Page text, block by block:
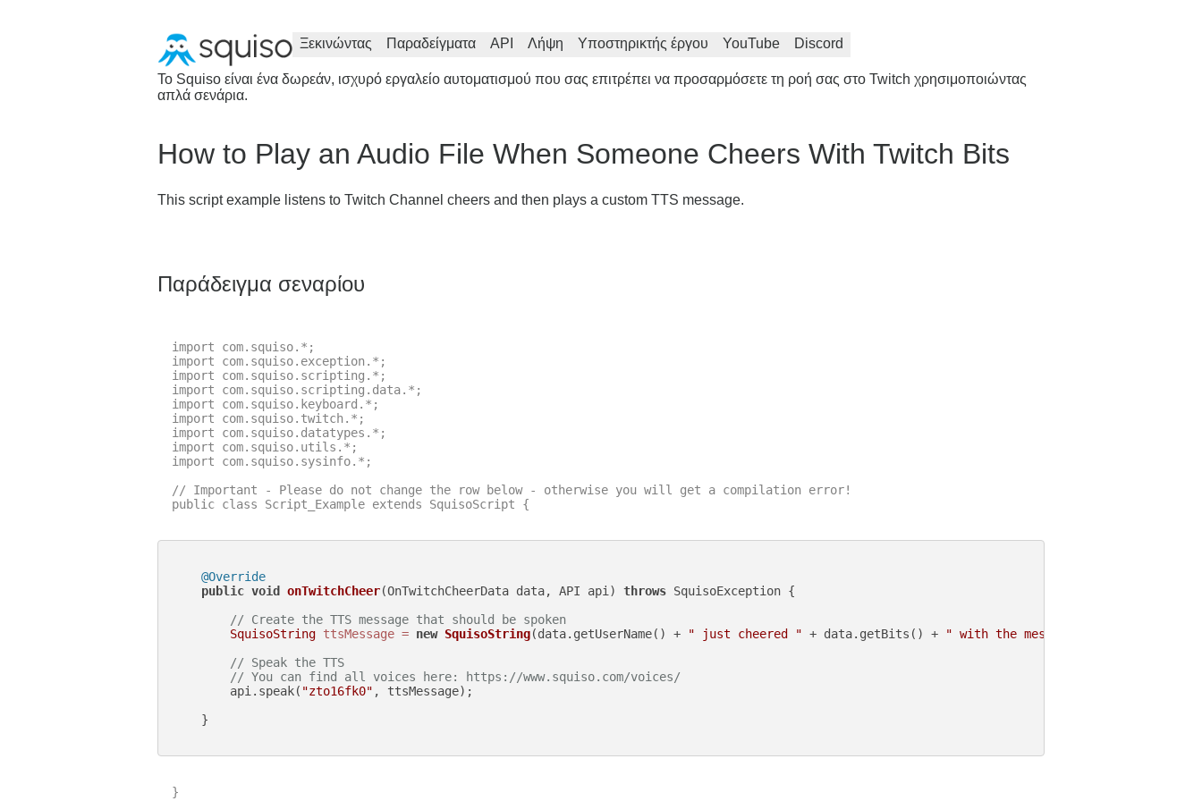
Ξεκινώντας Παραδείγματα API Λήψη Υποστηρικτής έργου YouTube Discord
Το Squiso είναι ένα δωρεάν, ισχυρό εργαλείο αυτοματισμού που σας επιτρέπει να προσαρμόσετε τη ροή σας στο Twitch χρησιμοποιώντας
απλά σενάρια.
How to Play an Audio File When Someone Cheers With Twitch Bits
This script example listens to Twitch Channel cheers and then plays a custom TTS message.
Παράδειγμα σεναρίου
import com.squiso.*;
import com.squiso.exception.*;
import com.squiso.scripting.*;
import com.squiso.scripting.data.*;
import com.squiso.keyboard.*;
import com.squiso.twitch.*;
import com.squiso.datatypes.*;
import com.squiso.utils.*;
import com.squiso.sysinfo.*;
// Important - Please do not change the row below - otherwise you will get a compilation error!
public class Script_Example extends SquisoScript {
@Override
public void onTwitchCheer(OnTwitchCheerData data, API api) throws SquisoException {
// Create the TTS message that should be spoken
SquisoString ttsMessage = new SquisoString(data.getUserName() + " just cheered " + data.getBits() + " with the message: "
// Speak the TTS
// You can find all voices here: https://www.squiso.com/voices/
        api.speak(
"zto16fk0" , ttsMessage);
    }
}